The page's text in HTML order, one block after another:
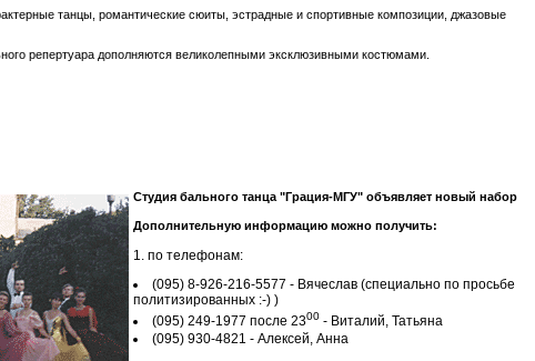
танцы, романтические сюиты, эстрадные и спортивные композиции, джазовые
репертуара дополняются великолепными эксклюзивными костюмами.
Студия бального танца "Грация-МГУ" объявляет новый набор
Дополнительную информацию можно получить:
1. по телефонам:
(095) 8-926-216-5577 - Вячеслав (специально по просьбе
политизированных :-) )
(095) 249-1977 после 2300 - Виталий, Татьяна
(095) 930-4821 - Алексей, Анна